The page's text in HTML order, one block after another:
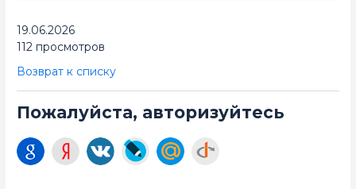
19.06.2026
112 просмотров
Возврат к списку
Пожалуйста, авторизуйтесь